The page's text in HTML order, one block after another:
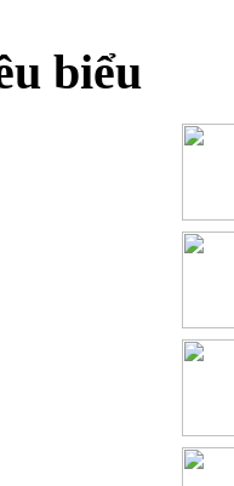
biểu